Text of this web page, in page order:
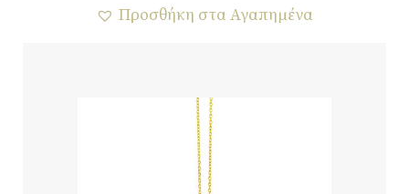
Προσθήκη στα Αγαπημένα